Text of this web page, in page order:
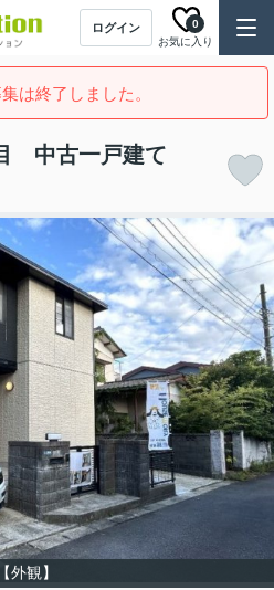
ログイン
お気に入り
0
は終了しました。
中古一戸建て
【外観】